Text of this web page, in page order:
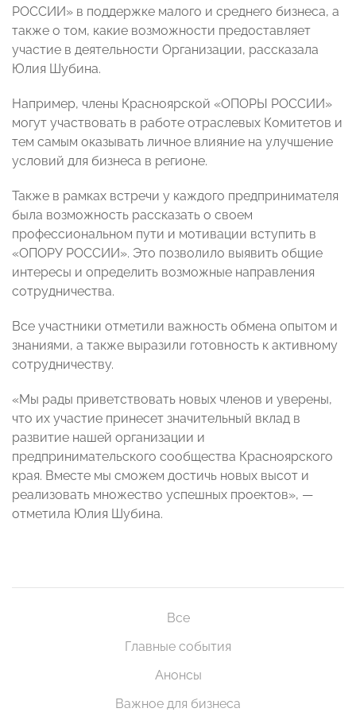
РОССИИ» в поддержке малого и среднего бизнеса, а
также о том, какие возможности предоставляет
участие в деятельности Организации, рассказала
Юлия Шубина.
Например, члены Красноярской «ОПОРЫ РОССИИ»
могут участвовать в работе отраслевых Комитетов и
тем самым оказывать личное влияние на улучшение
условий для бизнеса в регионе.
Также в рамках встречи у каждого предпринимателя
была возможность рассказать о своем
профессиональном пути и мотивации вступить в
«ОПОРУ РОССИИ». Это позволило выявить общие
интересы и определить возможные направления
сотрудничества.
Все участники отметили важность обмена опытом и
знаниями, а также выразили готовность к активному
сотрудничеству.
«Мы рады приветствовать новых членов и уверены,
что их участие принесет значительный вклад в
развитие нашей организации и
предпринимательского сообщества Красноярского
края. Вместе мы сможем достичь новых высот и
реализовать множество успешных проектов», —
отметила Юлия Шубина.
Все
Главные события
Анонсы
Важное для бизнеса